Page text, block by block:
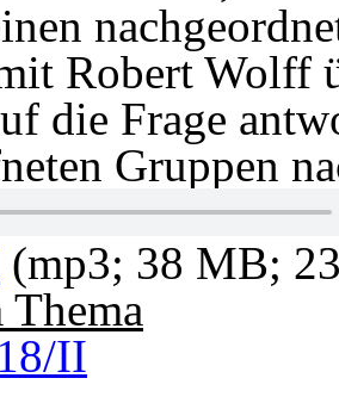
Robert Wolff
die Frage
Gruppen
(mp3; 38 MB;
II